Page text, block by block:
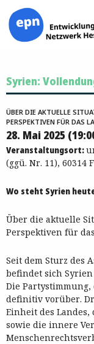
Inhalt
springen
Syrien:
ÜBER DIE AKTUELLE
PERSPEKTIVEN FÜR DAS
28. Mai 2025
Veranstaltungsort:
(ggü. Nr. 11), 60314
Wo steht Syrien
Über die aktuelle
Perspektiven für
Seit dem Sturz des
befindet sich
Die Partystimmung,
definitiv vorüber.
Einheit des
sowie die innere